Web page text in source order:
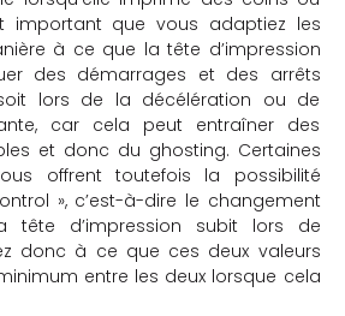
important que vous adaptiez les
à ce que la tête d’impression
des démarrages et des arrêts
lors de la décélération ou de
car cela peut entraîner des
et donc du ghosting. Certaines
offrent toutefois la possibilité
», c’est-à-dire le changement
tête d’impression subit lors de
donc à ce que ces deux valeurs
entre les deux lorsque cela